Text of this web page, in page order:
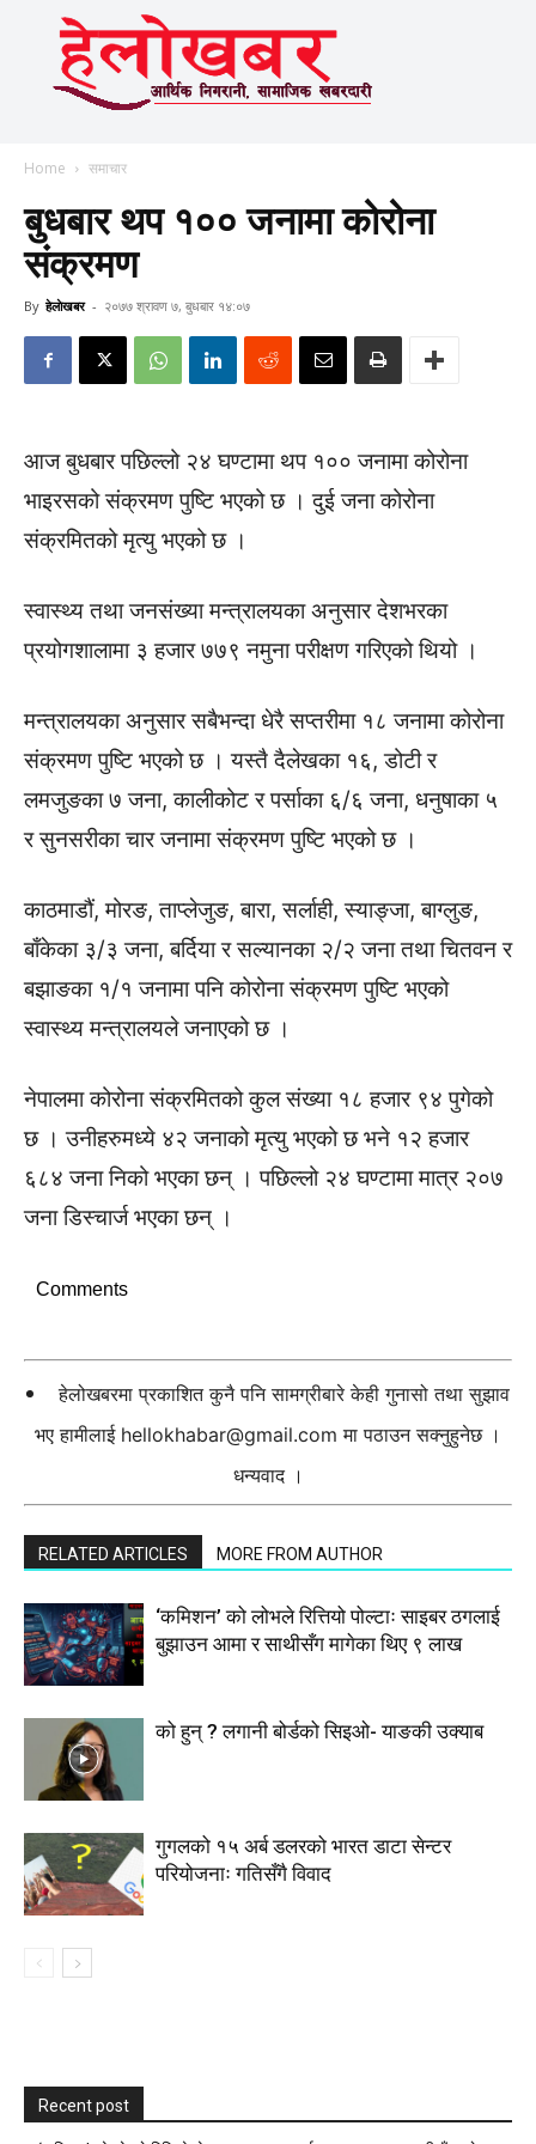
Home समाचार
बुधबार थप १०० जनामा कोरोना
संक्रमण
By हेलाेखबर - २०७७ श्रावण ७, बुधबार १४:०७
आज बुधबार पछिल्लो २४ घण्टामा थप १०० जनामा कोरोना
भाइरसको संक्रमण पुष्टि भएको छ । दुई जना कोरोना
संक्रमितको मृत्यु भएको छ ।
स्वास्थ्य तथा जनसंख्या मन्त्रालयका अनुसार देशभरका
प्रयोगशालामा ३ हजार ७७९ नमुना परीक्षण गरिएको थियो ।
मन्त्रालयका अनुसार सबैभन्दा धेरै सप्तरीमा १८ जनामा कोरोना
संक्रमण पुष्टि भएको छ । यस्तै दैलेखका १६, डोटी र
लमजुङका ७ जना, कालीकोट र पर्साका ६/६ जना, धनुषाका ५
र सुनसरीका चार जनामा संक्रमण पुष्टि भएको छ ।
काठमाडौं, मोरङ, ताप्लेजुङ, बारा, सर्लाही, स्याङ्जा, बाग्लुङ,
बाँकेका ३/३ जना, बर्दिया र सल्यानका २/२ जना तथा चितवन र
बझाङका १/१ जनामा पनि कोरोना संक्रमण पुष्टि भएको
स्वास्थ्य मन्त्रालयले जनाएको छ ।
नेपालमा कोरोना संक्रमितको कुल संख्या १८ हजार ९४ पुगेको
छ । उनीहरुमध्ये ४२ जनाको मृत्यु भएको छ भने १२ हजार
६८४ जना निको भएका छन् । पछिल्लो २४ घण्टामा मात्र २०७
जना डिस्चार्ज भएका छन् ।
Comments
हेलोखबरमा प्रकाशित कुनै पनि सामग्रीबारे केही गुनासो तथा सुझाव
भए हामीलाई hellokhabar@gmail.com मा पठाउन सक्नुहुनेछ ।
धन्यवाद ।
RELATED ARTICLES MORE FROM AUTHOR
‘कमिशन’ को लोभले रित्तियो पोल्टाः साइबर ठगलाई
बुझाउन आमा र साथीसँग मागेका थिए ९ लाख
को हुन् ? लगानी बोर्डको सिइओ- याङकी उक्याब
गुगलको १५ अर्ब डलरको भारत डाटा सेन्टर
परियोजनाः गतिसँगै विवाद
Recent post